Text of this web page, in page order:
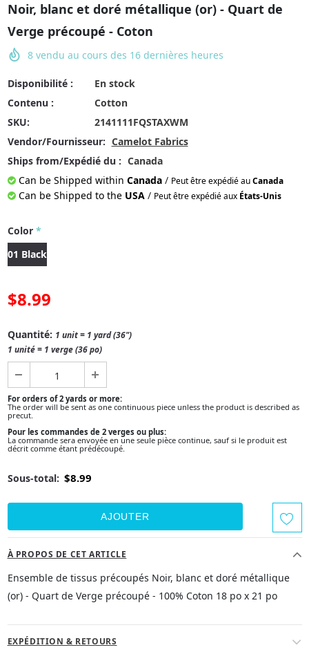
Noir, blanc et doré métallique (or) - Quart de
Verge précoupé - Coton
8 vendu au cours des 16 dernières heures
Disponibilité :
En stock
Contenu :
Cotton
SKU:
2141111FQSTAXWM
Vendor/Fournisseur: Camelot Fabrics
Ships from/Expédié du : Canada
Can be Shipped within Canada/ Peut être expédié auCanada
Can be Shipped to the USA/ Peut être expédié aux États-Unis
Color *
01 Black
$8.99
Quantité: 1 unit = 1 yard (36")
1 unité = 1 verge (36 po)
For orders of 2 yards or more:
The order will be sent as one continuous piece unless the product is described as
precut.
Pour les commandes de 2 verges ou plus:
La commande sera envoyée en une seule pièce continue, sauf si le produit est
décrit comme étant prédécoupé.
Sous-total: $8.99
À PROPOS DE CET ARTICLE
Ensemble de tissus précoupés Noir, blanc et doré métallique
(or) - Quart de Verge précoupé - 100% Coton 18 po x 21 po
EXPÉDITION & RETOURS